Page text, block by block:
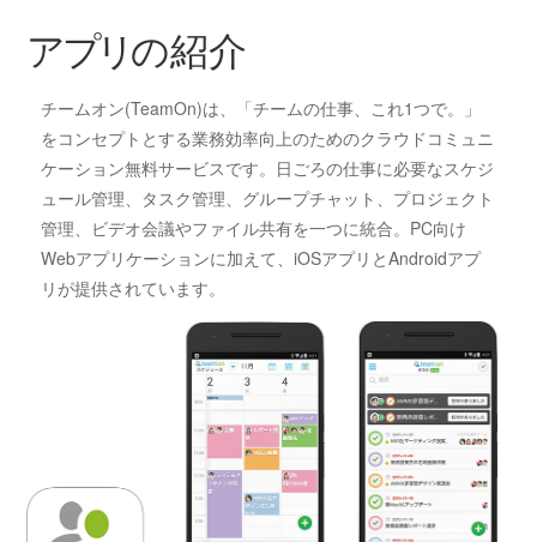
アプリの紹介
チームオン(TeamOn)は、「チームの仕事、これ1つで。」
をコンセプトとする業務効率向上のためのクラウドコミュニ
ケーション無料サービスです。日ごろの仕事に必要なスケジ
ュール管理、タスク管理、グループチャット、プロジェクト
管理、ビデオ会議やファイル共有を一つに統合。PC向け
Webアプリケーションに加えて、iOSアプリとAndroidアプ
リが提供されています。